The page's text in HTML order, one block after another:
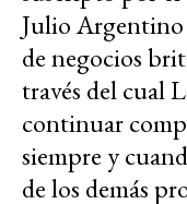
Julio Argentino
de negocios
través del cual
continuar
siempre y
de los demás